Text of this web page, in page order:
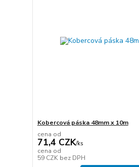
Kobercová páska 48mm x 10m
cena od
71,4 CZK/ks
cena od
59 CZK bez DPH